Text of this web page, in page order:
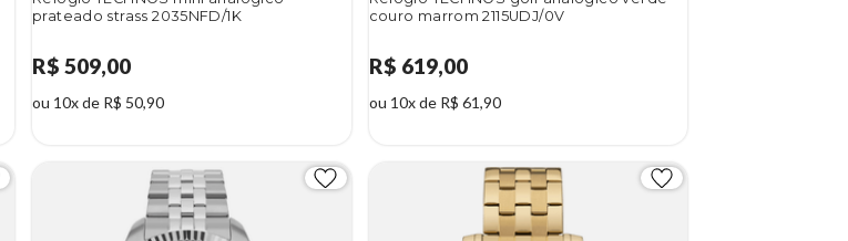
prateado strass 2035NFD/1K
R$ 509,00
ou 10x de R$ 50,90
couro marrom 2115UDJ/0V
R$ 619,00
ou 10x de R$ 61,90